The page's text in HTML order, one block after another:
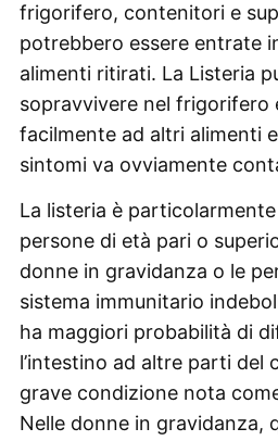
frigorifero, contenitori e
potrebbero essere entrate
alimenti ritirati. La Listeria
sopravvivere nel frigorifero
facilmente ad altri alimenti
sintomi va ovviamente
La listeria è
persone di età pari o
donne in gravidanza o le
sistema immunitario
ha maggiori probabilità di
l’intestino ad altre parti del
grave condizione nota
Nelle donne in gravidanza,